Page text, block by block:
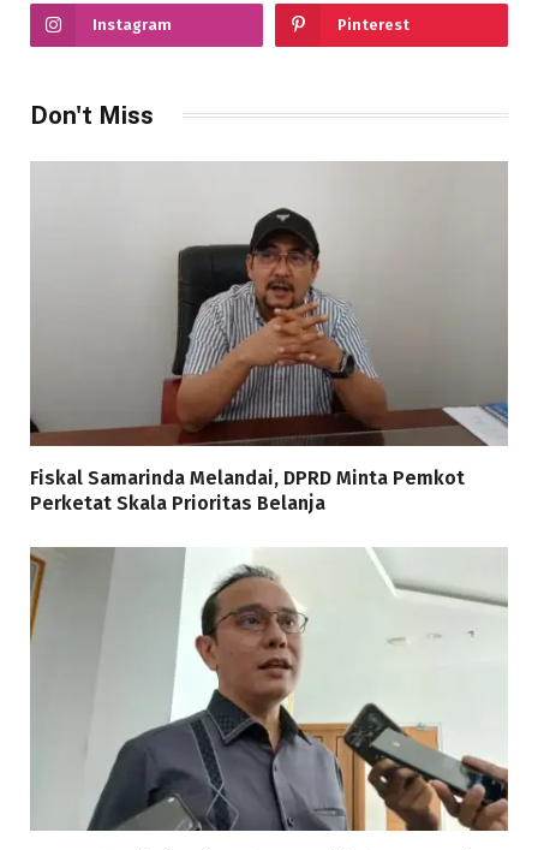
Instagram Pinterest
Don't Miss
Fiskal Samarinda Melandai, DPRD Minta Pemkot
Perketat Skala Prioritas Belanja